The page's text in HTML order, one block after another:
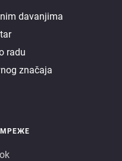
davanjima
radu
značaja